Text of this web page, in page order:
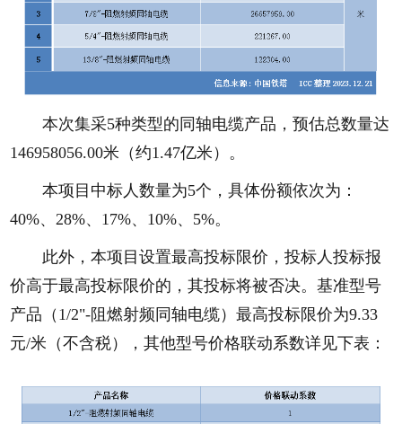
本次集采5种类型的同轴电缆产品，预估总数量达
146958056.00米（约1.47亿米）。
本项目中标人数量为5个，具体份额依次为：
40%、28%、17%、10%、5%。
此外，本项目设置最高投标限价，投标人投标报
价高于最高投标限价的，其投标将被否决。基准型号
产品（1/2"-阻燃射频同轴电缆）最高投标限价为9.33
元/米（不含税），其他型号价格联动系数详见下表：